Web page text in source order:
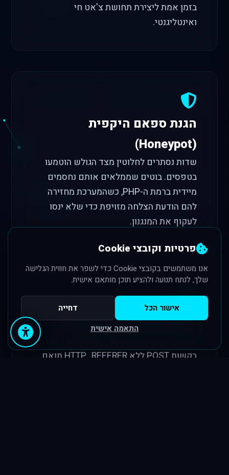
בזמן אמת ליצירת תחושת צ'אט חי
ואינטליגנטי.
הגנת ספאם היקפית
(Honeypot)
שדות נסתרים לחלוטין מצד הגולש הוטמעו
בטפסים. בוטים שממלאים אותם נחסמים
מיידית ברמת ה-PHP, כשהמערכת מחזירה
להם הודעת הצלחה מזויפת כדי שלא ינסו
לעקוף את המנגנון.
אבטחת שרת וסינון בוטים
בקשות POST ללא HTTP_REFERER תואם
פרטיות וקובצי Cookie
אנו משתמשים בקובצי Cookie כדי לשפר את חווית הגלישה
שלך, לנתח תנועה ולהציע תוכן מותאם אישית.
אישור הכל
דחייה
התאמה אישית